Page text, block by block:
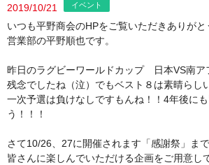
2019/10/21 イベント
いつも平野商会のHPをご覧いただきありがと
営業部の平野順也です。
昨日のラグビーワールドカップ 日本VS南ア
残念でしたね（泣）でもベスト８は素晴らし
一次予選は負けなしですもんね！！4年後に
う！！！
さて10/26、27に開催されます「感謝祭」まで
皆さんに楽しんでいただける企画をご用意し